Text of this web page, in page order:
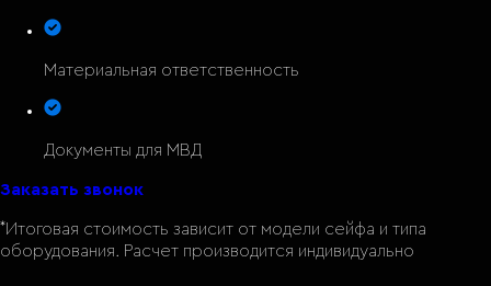
Материальная ответственность
Документы для МВД
Заказать звонок
*Итоговая стоимость зависит от модели сейфа и типа
оборудования. Расчет производится индивидуально